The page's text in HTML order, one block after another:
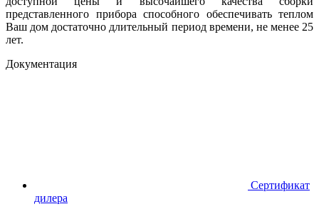
представленного прибора способного обеспечивать теплом
Ваш дом достаточно длительный период времени, не менее 25
лет.
Документация
Сертификат
дилера